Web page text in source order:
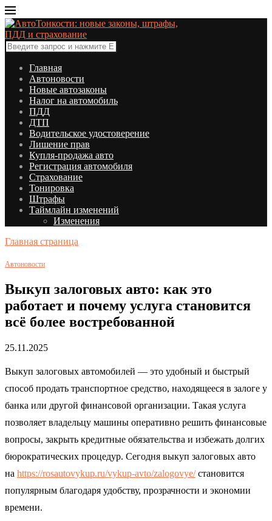
Главная
Автоновости
Новые автозаконы
Налог на автомобиль
ПДД
ДТП
Водительское удостоверение
Лишение прав
Купля-продажа авто
Регистрация автомобиля
Страхование
Тонировка
Штрафы
Таймлайн изменений
Изменения
Главная страница
Автоновости
Выкуп залоговых авто: как это
работает и почему услуга становится
всё более востребованной
25.11.2025
Выкуп залоговых автомобилей — это удобный и быстрый
способ продать транспортное средство, находящееся в залоге у
банка или другой финансовой организации. Такая услуга
позволяет владельцу машины оперативно решить финансовые
вопросы, закрыть кредитные обязательства и избежать долгих
бюрократических процедур. Сегодня выкуп залоговых авто
на https://rosautovykup.ru/vykup-avto/zalogovye/становится
популярным благодаря удобству, прозрачности и экономии
времени.